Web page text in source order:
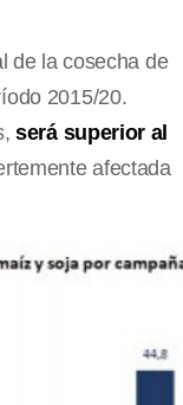
de la cosecha de
2015/20.
será superior al
afectada